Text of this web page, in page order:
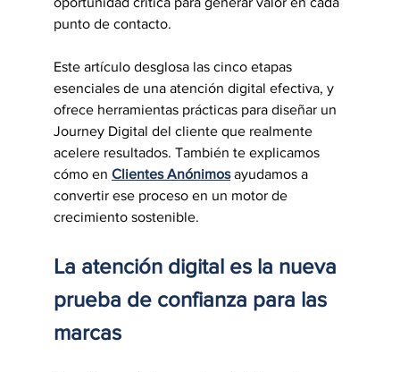
punto de contacto.
Este artículo desglosa las cinco etapas
esenciales de una atención digital efectiva, y
ofrece herramientas prácticas para diseñar un
Journey Digital del cliente que realmente
acelere resultados. También te explicamos
cómo en Clientes Anónimos ayudamos a
convertir ese proceso en un motor de
crecimiento sostenible.
La atención digital es la nueva
prueba de confianza para las
marcas